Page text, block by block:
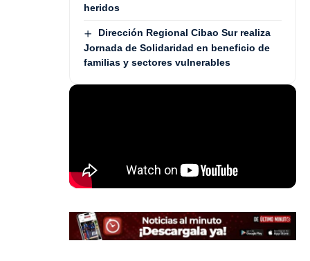
heridos
Dirección Regional Cibao Sur realiza
Jornada de Solidaridad en beneficio de
familias y sectores vulnerables